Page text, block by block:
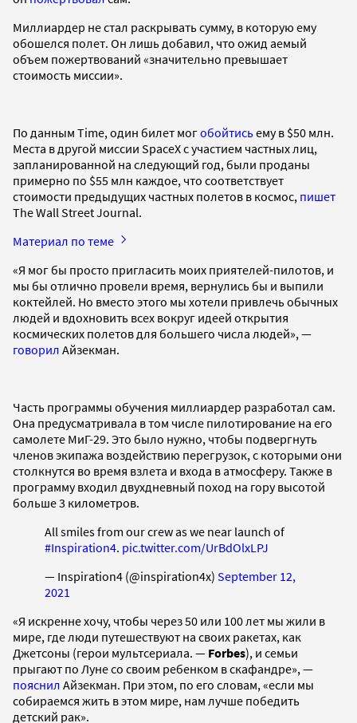
Миллиардер не стал раскрывать сумму, в которую ему
обошелся полет. Он лишь добавил, что ожид аемый
объем пожертвований «значительно превышает
стоимость миссии».
По данным Time, один билет могобойтисьему в $50 млн.
Места в другой миссии SpaceX с участием частных лиц,
запланированной на следующий год, были проданы
примерно по $55 млн каждое, что соответствует
стоимости предыдущих частных полетов в космос, пишет
The Wall Street Journal.
Материал по теме
«Я мог бы просто пригласить моих приятелей-пилотов, и
мы бы отлично провели время, вернулись бы и выпили
коктейлей. Но вместо этого мы хотели привлечь обычных
людей и вдохновить всех вокруг идеей открытия
космических полетов для большего числа людей», —
говорил Айзекман.
Часть программы обучения миллиардер разработал сам.
Она предусматривала в том числе пилотирование на его
самолете МиГ-29. Это было нужно, чтобы подвергнуть
членов экипажа воздействию перегрузок, с которыми они
столкнутся во время взлета и входа в атмосферу. Также в
программу входил двухдневный поход на гору высотой
больше 3 километров.
All smiles from our crew as we near launch of
#Inspiration4. pic.twitter.com/UrBdOlxLPJ
— Inspiration4 (@inspiration4x) September 12,
2021
«Я искренне хочу, чтобы через 50 или 100 лет мы жили в
мире, где люди путешествуют на своих ракетах, как
Джетсоны (герои мультсериала. — Forbes), и семьи
прыгают по Луне со своим ребенком в скафандре», —
пояснил Айзекман. При этом, по его словам, «если мы
собираемся жить в этом мире, нам лучше победить
детский рак».